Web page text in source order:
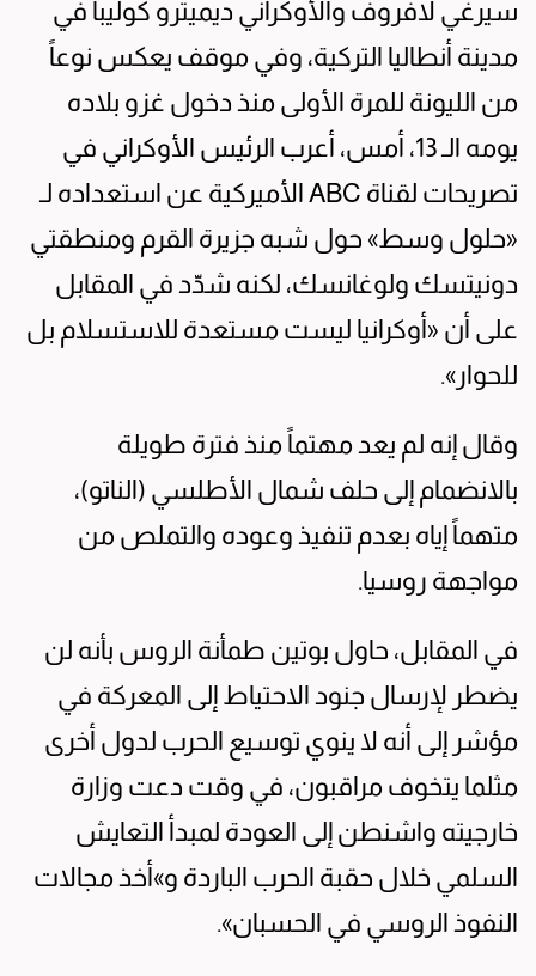
سيرغي لافروف والأوكراني ديميترو كوليبا في
مدينة أنطاليا التركية، وفي موقف يعكس نوعاً
من الليونة للمرة الأولى منذ دخول غزو بلاده
يومه الـ 13، أمس، أعرب الرئيس الأوكراني في
تصريحات لقناة ABC الأميركية عن استعداده لـ
«حلول وسط» حول شبه جزيرة القرم ومنطقتي
دونيتسك ولوغانسك، لكنه شدّد في المقابل
على أن «أوكرانيا ليست مستعدة للاستسلام بل
للحوار».
وقال إنه لم يعد مهتماً منذ فترة طويلة
بالانضمام إلى حلف شمال الأطلسي (الناتو)،
متهماً إياه بعدم تنفيذ وعوده والتملص من
مواجهة روسيا.
في المقابل، حاول بوتين طمأنة الروس بأنه لن
يضطر لإرسال جنود الاحتياط إلى المعركة في
مؤشر إلى أنه لا ينوي توسيع الحرب لدول أخرى
مثلما يتخوف مراقبون، في وقت دعت وزارة
خارجيته واشنطن إلى العودة لمبدأ التعايش
السلمي خلال حقبة الحرب الباردة و»أخذ مجالات
النفوذ الروسي في الحسبان».